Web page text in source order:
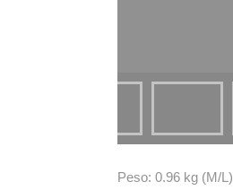
Peso: 0.96 kg (M/L)